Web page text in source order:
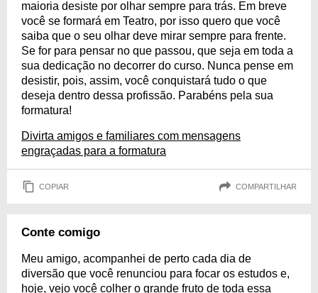
maioria desiste por olhar sempre para trás. Em breve
você se formará em Teatro, por isso quero que você
saiba que o seu olhar deve mirar sempre para frente.
Se for para pensar no que passou, que seja em toda a
sua dedicação no decorrer do curso. Nunca pense em
desistir, pois, assim, você conquistará tudo o que
deseja dentro dessa profissão. Parabéns pela sua
formatura!
Divirta amigos e familiares com mensagens
engraçadas para a formatura
COPIAR COMPARTILHAR
Conte comigo
Meu amigo, acompanhei de perto cada dia de
diversão que você renunciou para focar os estudos e,
hoje, vejo você colher o grande fruto de toda essa